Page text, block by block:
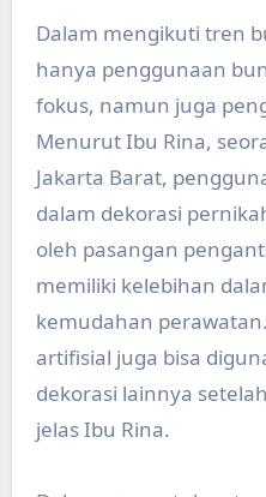
Dalam mengikuti tren
hanya penggunaan
fokus, namun juga
Menurut Ibu Rina,
Jakarta Barat,
dalam dekorasi
oleh pasangan
memiliki kelebihan
kemudahan
artifisial juga bisa
dekorasi lainnya
jelas Ibu Rina.